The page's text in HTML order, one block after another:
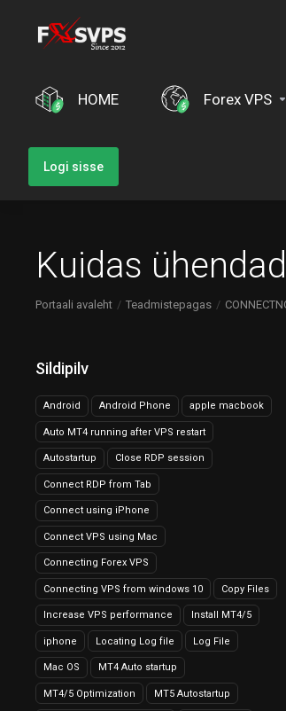
HOME Forex VPS
Logi sisse
Kuidas
Portaali avaleht Teadmistepagas
Sildipilv
Android Android Phone apple macbook
Auto MT4 running after VPS restart
Autostartup Close RDP session
Connect RDP from Tab
Connect using iPhone
Connect VPS using Mac
Connecting Forex VPS
Connecting VPS from windows 10 Copy Files
Increase VPS performance Install MT4/5
iphone Locating Log file Log File
Mac OS MT4 Auto startup
MT4/5 Optimization MT5 Autostartup